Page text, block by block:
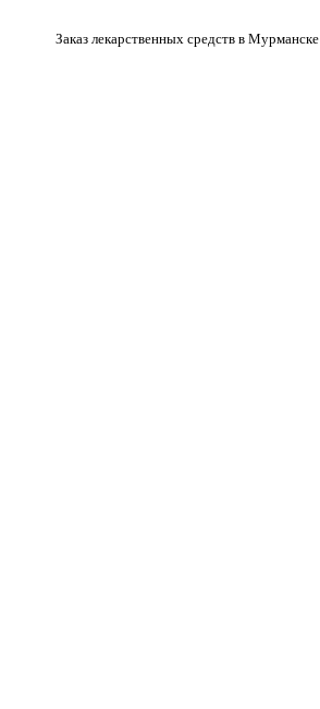
Заказ лекарственных средств в Мурманске